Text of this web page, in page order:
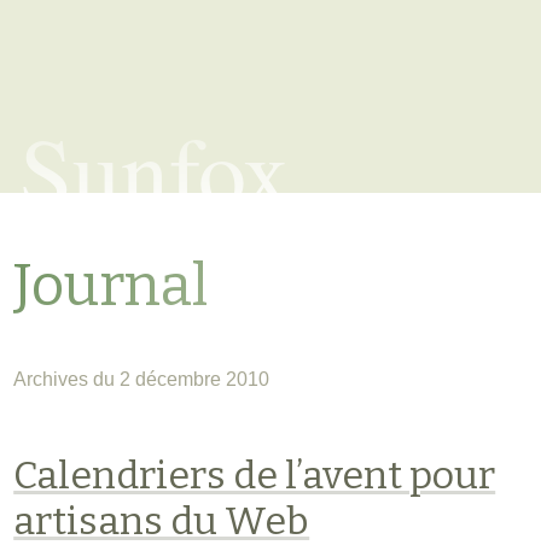
Sunfox
Journal
Archives du 2 décembre 2010
Calendriers de l’avent pour
artisans du Web